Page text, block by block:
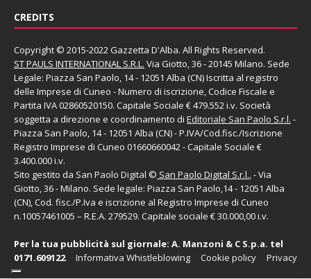
CREDITS
Copyright © 2015-2022 Gazzetta D'Alba. All Rights Reserved.
ST PAULS INTERNATIONAL S.R.L. Via Giotto, 36 - 20145 Milano. Sede
Legale: Piazza San Paolo, 14 - 12051 Alba (CN) Iscritta al registro
delle Imprese di Cuneo - Numero di iscrizione, Codice Fiscale e
Partita IVA 02860520150. Capitale Sociale € 479.552 i.v. Società
soggetta a direzione e coordinamento di Editoriale San Paolo S.r.l. -
Piazza San Paolo, 14 - 12051 Alba (CN) - P.IVA/Cod.fisc./Iscrizione
Registro Imprese di Cuneo 01660660042 - Capitale Sociale €
3.400.000 i.v.
Sito gestito da San Paolo Digital © San Paolo Digital S.r.l., - Via
Giotto, 36 - Milano. Sede legale: Piazza San Paolo,14 - 12051 Alba
(CN), Cod. fisc./P.Iva e iscrizione al Registro Imprese di Cuneo
n.10057461005 – R.E.A. 279529. Capitale sociale € 30.000,00 i.v.
Per la tua pubblicità sul giornale: A. Manzoni & C S.p.a. tel
0171.609122
Privacy
Cookie policy
Informativa Whistleblowing